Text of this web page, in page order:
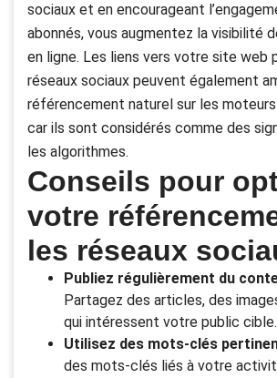
sociaux et en encourageant
abonnés, vous augmentez la visibilité
en ligne. Les liens vers votre site web
réseaux sociaux peuvent également
référencement naturel sur les
car ils sont considérés comme des
les algorithmes.
Conseils pour
votre
les réseaux
Publiez régulièrement du
Partagez des articles, des
qui intéressent votre public cible.
Utilisez des mots-clés
des mots-clés liés à votre